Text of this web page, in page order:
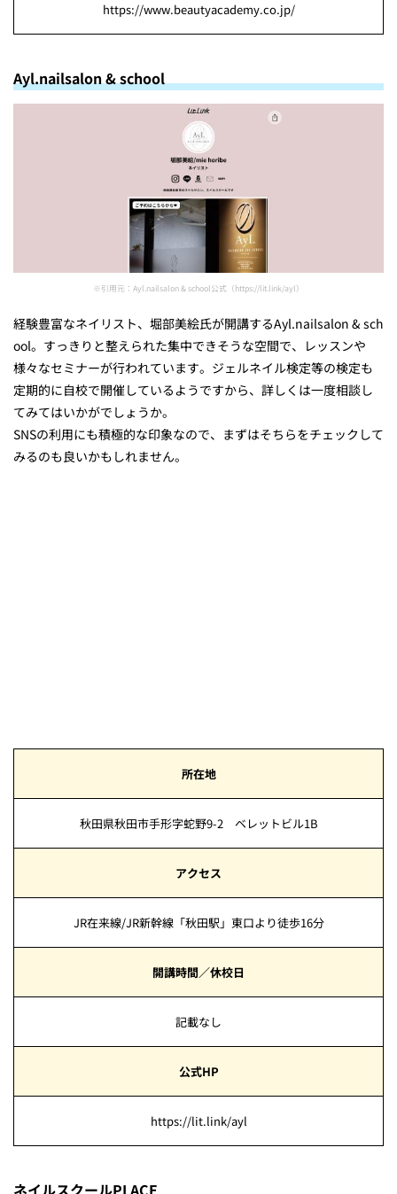
https://www.beautyacademy.co.jp/
Ayl.nailsalon & school
※引用元：Ayl.nailsalon & school公式（https://lit.link/ayl）
経験豊富なネイリスト、堀部美絵氏が開講するAyl.nailsalon & sch
ool。すっきりと整えられた集中できそうな空間で、レッスンや
様々なセミナーが行われています。 ジェルネイル検定等の検定も
定期的に自校で開催しているようですから、詳しくは一度相談し
てみてはいかがでしょうか。
SNSの利用にも積極的な印象なので、まずはそちらをチェックして
みるのも良いかもしれません。
所在地
秋田県秋田市手形字蛇野9-2 ベレットビル1B
アクセス
JR在来線/JR新幹線「秋田駅」東口より徒歩16分
開講時間／休校日
記載なし
公式HP
https://lit.link/ayl